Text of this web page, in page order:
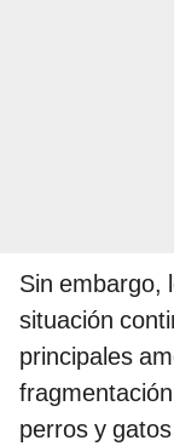
Sin embargo,
situación
principales
perros y